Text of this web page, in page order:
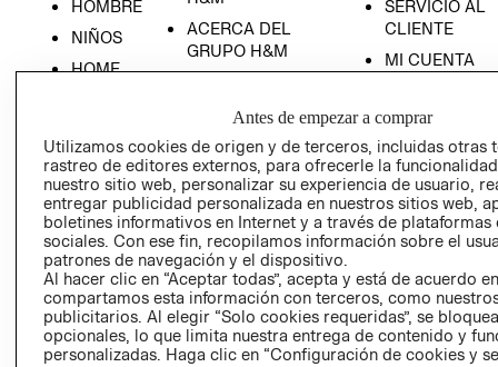
HOMBRE
NIÑOS
HOME
ACERCA DEL
GRUPO H&M
RELACIÓN CON
INVERSIONISTAS
POLÍTICA
EMPRESARIAL
SERVICIO AL
CLIENTE
MI CUENTA
TIENDAS
- RETIRO EN
TIENDA
TÉRMINOS Y
CONDICIONES
AVISO DE
PRIVACIDAD
GIFT CARD
AVISO DE
Antes de empezar a comprar
Utilizamos cookies de origen y de terceros, incluidas otras
rastreo de editores externos, para ofrecerle la
nuestro sitio web, personalizar su experiencia de usuario,
entregar publicidad personalizada en nuestros sitios web,
boletines informativos en Internet y a través de plataformas
sociales. Con ese fin, recopilamos información sobre el
patrones de navegación y el dispositivo.
Al hacer clic en “Aceptar todas”, acepta y está de acuerdo
compartamos esta información con terceros, como
publicitarios. Al elegir “Solo cookies requeridas”, se
opcionales, lo que limita nuestra entrega de contenido y
personalizadas. Haga clic en “Configuración de cookies y